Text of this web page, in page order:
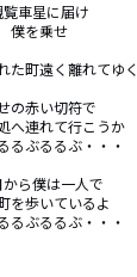
覧車星に届け
僕を乗せ
た町遠く離れてゆく
の赤い切符で
へ連れて行こうか
るぶるるぶ・・・
ら僕は一人で
を歩いているよ
るぶるるぶ・・・